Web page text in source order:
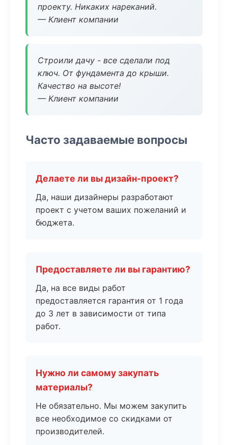
проекту. Никаких нареканий.
— Клиент компании
Строили дачу - все сделали под
ключ. От фундамента до крыши.
Качество на высоте!
— Клиент компании
Часто задаваемые вопросы
Делаете ли вы дизайн-проект?
Да, наши дизайнеры разработают
проект с учетом ваших пожеланий и
бюджета.
Предоставляете ли вы гарантию?
Да, на все виды работ
предоставляется гарантия от 1 года
до 3 лет в зависимости от типа
работ.
Нужно ли самому закупать
материалы?
Не обязательно. Мы можем закупить
все необходимое со скидками от
производителей.